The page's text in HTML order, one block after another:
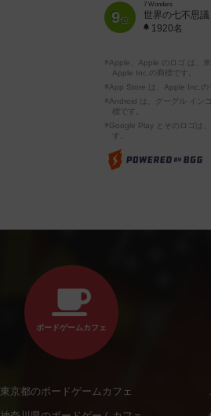
9位
7 Wonders
世界の七不思議
1920名
※Apple、Apple のロゴ は、
Apple Inc.の商標です。
※App Store は、Apple Inc.の
※Android は、グーグル イン
標です。
※Google Play とそのロゴは
す。
ボードゲームカフェ
東京都のボードゲームカフェ